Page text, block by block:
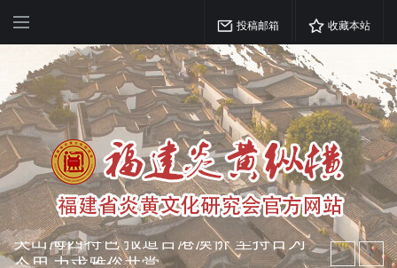
投稿邮箱 收藏本站
弘扬优秀文化 振奋民族精神 介绍民族